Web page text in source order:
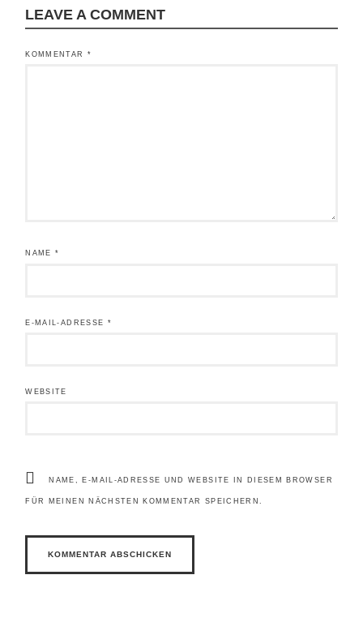
LEAVE A COMMENT
KOMMENTAR *
NAME*
E-MAIL-ADRESSE *
WEBSITE
NAME, E-MAIL-ADRESSE UND WEBSITE IN DIESEM BROWSER
FÜR MEINEN NÄCHSTEN KOMMENTAR SPEICHERN.